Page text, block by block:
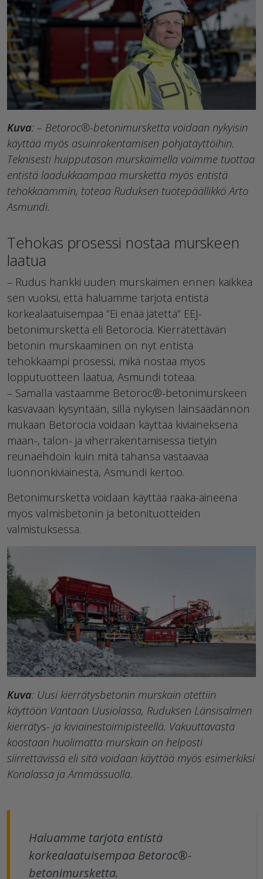
Kuva: – Betoroc®-betonimursketta voidaan nykyisin
käyttää myös asuinrakentamisen pohjatäyttöihin.
Teknisesti huipputason murskaimella voimme tuottaa
entistä laadukkaampaa mursketta myös entistä
tehokkaammin, toteaa Ruduksen tuotepäällikkö Arto
Asmundi.
Tehokas prosessi nostaa murskeen
laatua
– Rudus hankki uuden murskaimen ennen kaikkea
sen vuoksi, että haluamme tarjota entistä
korkealaatuisempaa ”Ei enää jätettä” EEJ-
betonimursketta eli Betorocia. Kierrätettävän
betonin murskaaminen on nyt entistä
tehokkaampi prosessi, mikä nostaa myös
lopputuotteen laatua, Asmundi toteaa.
– Samalla vastaamme Betoroc®-betonimurskeen
kasvavaan kysyntään, sillä nykyisen lainsäädännön
mukaan Betorocia voidaan käyttää kiviaineksena
maan-, talon- ja viherrakentamisessa tietyin
reunaehdoin kuin mitä tahansa vastaavaa
luonnonkiviainesta, Asmundi kertoo.
Betonimursketta voidaan käyttää raaka-aineena
myös valmisbetonin ja betonituotteiden
valmistuksessa.
Kuva: Uusi kierrätysbetonin murskain otettiin
käyttöön Vantaan Uusiolassa, Ruduksen Länsisalmen
kierrätys- ja kiviainestoimipisteellä. Vakuuttavasta
koostaan huolimatta murskain on helposti
siirrettävissä eli sitä voidaan käyttää myös esimerkiksi
Konalassa ja Ämmässuolla.
Haluamme tarjota entistä
korkealaatuisempaa Betoroc®-
betonimursketta.